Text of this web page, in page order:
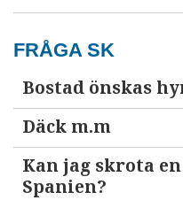
FRÅGA SK
Bostad önskas
Däck m.m
Kan jag skrota
Spanien?